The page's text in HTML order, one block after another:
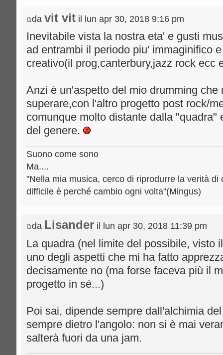
da vit vit il lun apr 30, 2018 9:16 pm
Inevitabile vista la nostra eta' e gusti
ad entrambi il periodo piu' immaginifico
creativo(il prog,canterbury,jazz rock ecc
Anzi è un'aspetto del mio drumming che
superare,con l'altro progetto post rock/
comunque molto distante dalla "quadra"
del genere.
Suono come sono
Ma....
"Nella mia musica, cerco di riprodurre la verità
difficile è perché cambio ogni volta"(Mingus)
da Lisander il lun apr 30, 2018 11:39 pm
La quadra (nel limite del possibile, visto
uno degli aspetti che mi ha fatto
decisamente no (ma forse faceva più il
progetto in sé...)
Poi sai, dipende sempre dall'alchimia
sempre dietro l'angolo: non si è mai
salterà fuori da una jam.